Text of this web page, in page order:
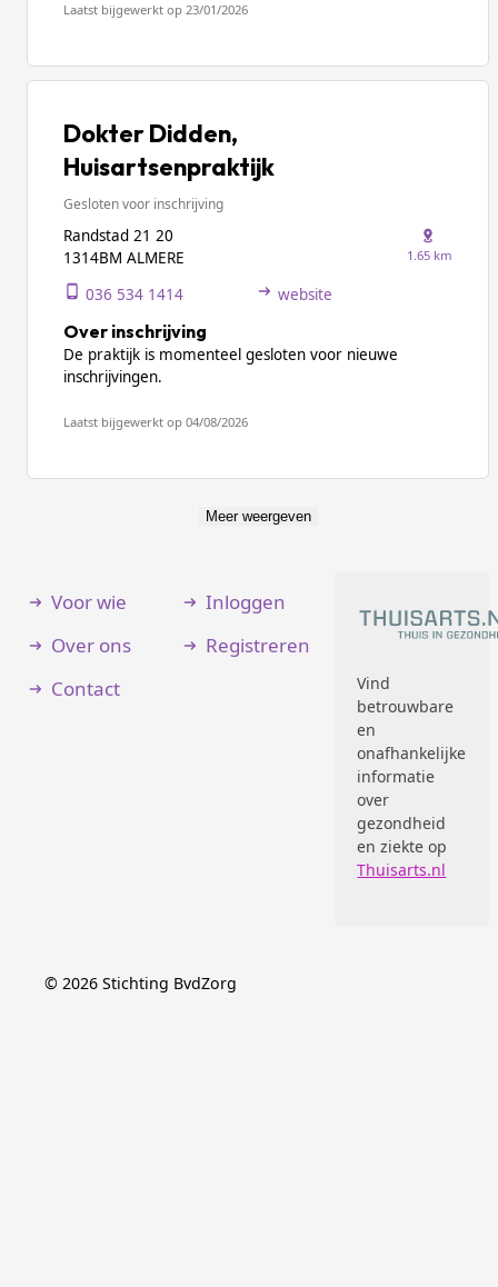
Laatst bijgewerkt op 23/01/2026
Dokter Didden,
Huisartsenpraktijk
Gesloten voor inschrijving
Randstad 21 20
1314BM ALMERE
1.65 km
036 534 1414 website
Over inschrijving
De praktijk is momenteel gesloten voor nieuwe
inschrijvingen.
Laatst bijgewerkt op 04/08/2026
Meer weergeven
Voor wie
Over ons
Contact
Inloggen
Registreren
Vind
betrouwbare
en
onafhankelijke
informatie
over
gezondheid
en ziekte op
Thuisarts.nl
© 2026 Stichting BvdZorg